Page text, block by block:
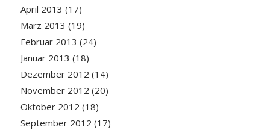
April 2013 (17)
März 2013 (19)
Februar 2013 (24)
Januar 2013 (18)
Dezember 2012 (14)
November 2012 (20)
Oktober 2012 (18)
September 2012 (17)